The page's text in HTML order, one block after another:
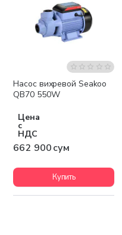
Насос вихревой Seakoo
QB70 550W
Цена
с
НДС
662 900 сум
Купить